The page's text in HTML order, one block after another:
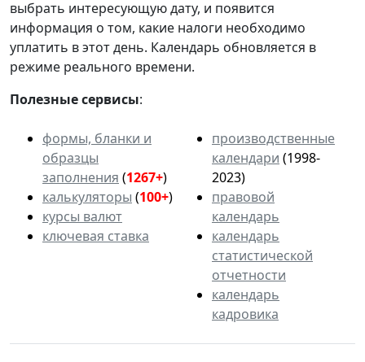
выбрать интересующую дату, и появится
информация о том, какие налоги необходимо
уплатить в этот день. Календарь обновляется в
режиме реального времени.
Полезные сервисы:
формы, бланки и
образцы
заполнения (1267+)
калькуляторы (100+)
курсы валют
ключевая ставка
производственные
календари (1998-
2023)
правовой
календарь
календарь
статистической
отчетности
календарь
кадровика